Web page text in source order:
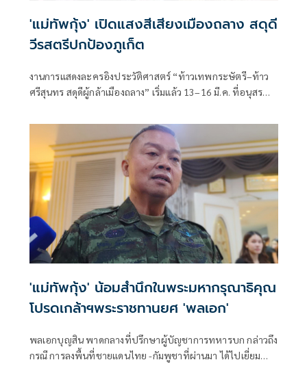
'แม่ทัพกุ้ง' เปิดแสงสีเสียงเมืองถลาง สดุดี
วีรสตรีปกป้องภูเก็ต
งานการแสดงละครอิงประวัติศาสตร์ “ท้าวเทพกระษัตรี–ท้าว
ศรีสุนทร สดุดีผู้กล้าเมืองถลาง” เริ่มแล้ว 13–16 มี.ค. ที่อนุสรณ์
'แม่ทัพกุ้ง' น้อมสำนึกในพระมหากรุณาธิคุณ
โปรดเกล้าฯพระราชทานยศ 'พลเอก'
พลเอกบุญสิน​ พาดกลางที่ปรึกษาผู้บัญชา​การทหาร​บก​ กล่าวถึง
กรณี การลงพื้นที่ชายแดนไทย​ -​กัมพูชาที่ผ่านมา ได้ไปเยี่ยม